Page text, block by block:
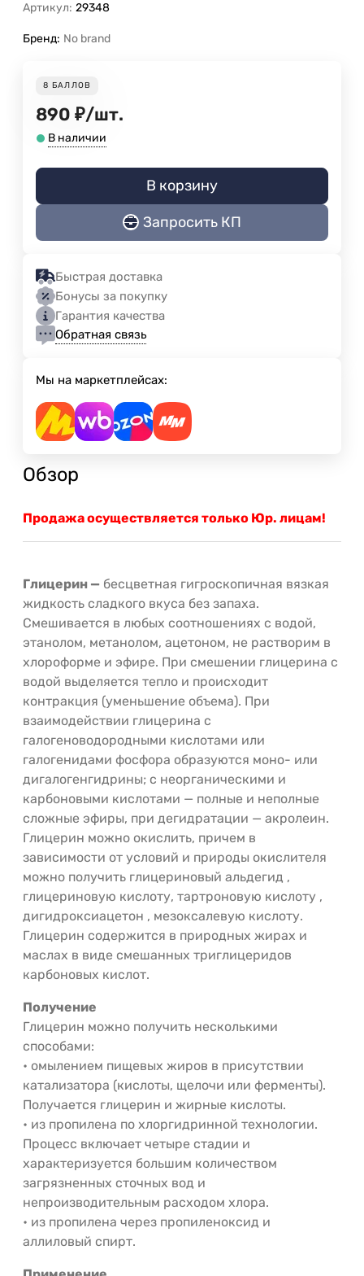
Артикул: 29348
Бренд: No brand
8 БАЛЛОВ
890 ₽/шт.
В наличии
В корзину
Запросить КП
Быстрая доставка
Бонусы за покупку
Гарантия качества
Обратная связь
Мы на маркетплейсах:
Обзор
Продажа осуществляется только Юр. лицам!
Глицерин — бесцветная гигроскопичная вязкая
жидкость сладкого вкуса без запаха.
Смешивается в любых соотношениях с водой,
этанолом, метанолом, ацетоном, не растворим в
хлороформе и эфире. При смешении глицерина с
водой выделяется тепло и происходит
контракция (уменьшение объема). При
взаимодействии глицерина с
галогеноводородными кислотами или
галогенидами фосфора образуются моно- или
дигалогенгидрины; с неорганическими и
карбоновыми кислотами — полные и неполные
сложные эфиры, при дегидратации — акролеин.
Глицерин можно окислить, причем в
зависимости от условий и природы окислителя
можно получить глицериновый альдегид ,
глицериновую кислоту, тартроновую кислоту ,
дигидроксиацетон , мезоксалевую кислоту.
Глицерин содержится в природных жирах и
маслах в виде смешанных триглицеридов
карбоновых кислот.
Получение
Глицерин можно получить несколькими
способами:
• омылением пищевых жиров в присутствии
катализатора (кислоты, щелочи или ферменты).
Получается глицерин и жирные кислоты.
• из пропилена по хлоргидринной технологии.
Процесс включает четыре стадии и
характеризуется большим количеством
загрязненных сточных вод и
непроизводительным расходом хлора.
• из пропилена через пропиленоксид и
аллиловый спирт.